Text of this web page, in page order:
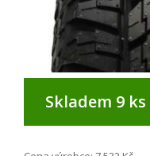
Skladem 9 ks